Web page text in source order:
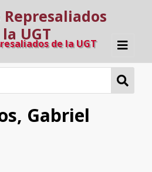
de la UGT
Gabriel